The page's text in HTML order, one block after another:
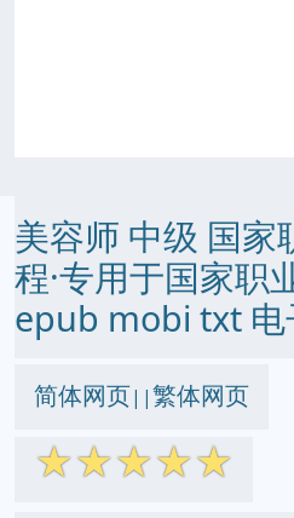
美容师 中级 国家
程·专用于国家职
epub mobi txt 电
简体网页||繁体网页
☆☆☆☆☆